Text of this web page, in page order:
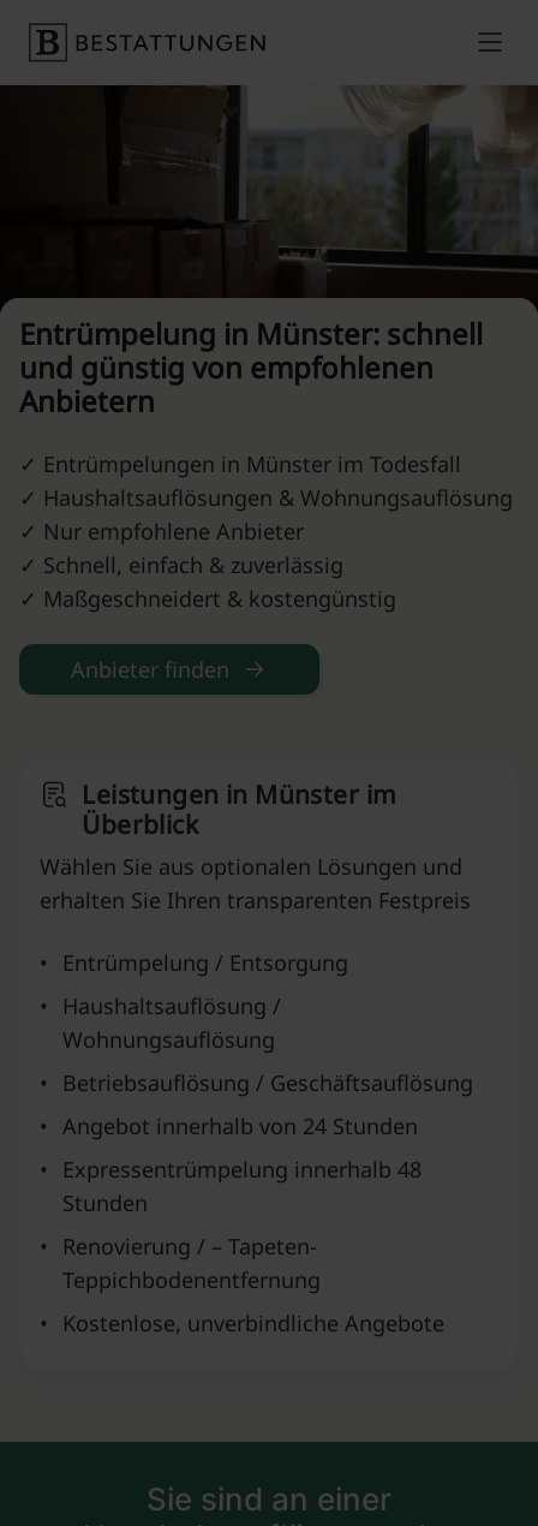
Preise vergleichen
Entrümpelung in Münster: schnell
und günstig von empfohlenen
Anbietern
✓ Entrümpelungen in Münster im Todesfall
✓ Haushaltsauflösungen & Wohnungsauflösung
✓ Nur empfohlene Anbieter
✓ Schnell, einfach & zuverlässig
✓ Maßgeschneidert & kostengünstig
Anbieter finden
Leistungen in Münster im
Überblick
Wählen Sie aus optionalen Lösungen und
erhalten Sie Ihren transparenten Festpreis
•
Entrümpelung / Entsorgung
•
Haushaltsauflösung /
Wohnungsauflösung
•
Betriebsauflösung / Geschäftsauflösung
• Angebot innerhalb von 24 Stunden
•
Expressentrümpelung innerhalb 48
Stunden
•
Renovierung / – Tapeten-
Teppichbodenentfernung
•
Kostenlose, unverbindliche Angebote